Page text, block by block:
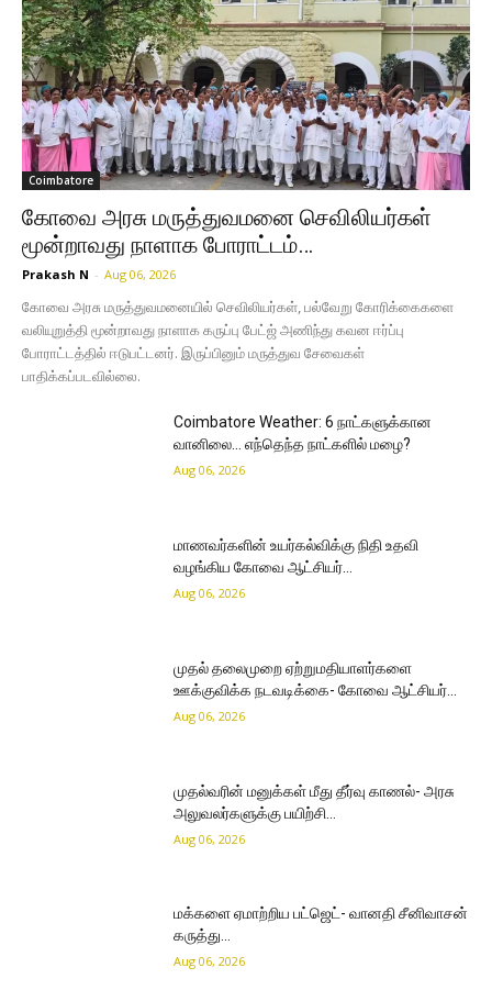
Coimbatore
கோவை அரசு மருத்துவமனை செவிலியர்கள்
மூன்றாவது நாளாக போராட்டம்…
Prakash N - Aug 06, 2026
கோவை அரசு மருத்துவமனையில் செவிலியர்கள், பல்வேறு கோரிக்கைகளை
வலியுறுத்தி மூன்றாவது நாளாக கருப்பு பேட்ஜ் அணிந்து கவன ஈர்ப்பு
போராட்டத்தில் ஈடுபட்டனர். இருப்பினும் மருத்துவ சேவைகள்
பாதிக்கப்படவில்லை.
Coimbatore Weather: 6 நாட்களுக்கான
வானிலை… எந்தெந்த நாட்களில் மழை?
Aug 06, 2026
மாணவர்களின் உயர்கல்விக்கு நிதி உதவி
வழங்கிய கோவை ஆட்சியர்…
Aug 06, 2026
முதல் தலைமுறை ஏற்றுமதியாளர்களை
ஊக்குவிக்க நடவடிக்கை- கோவை ஆட்சியர்…
Aug 06, 2026
முதல்வரின் மனுக்கள் மீது தீர்வு காணல்- அரசு
அலுவலர்களுக்கு பயிற்சி…
Aug 06, 2026
மக்களை ஏமாற்றிய பட்ஜெட்- வானதி சீனிவாசன்
கருத்து…
Aug 06, 2026